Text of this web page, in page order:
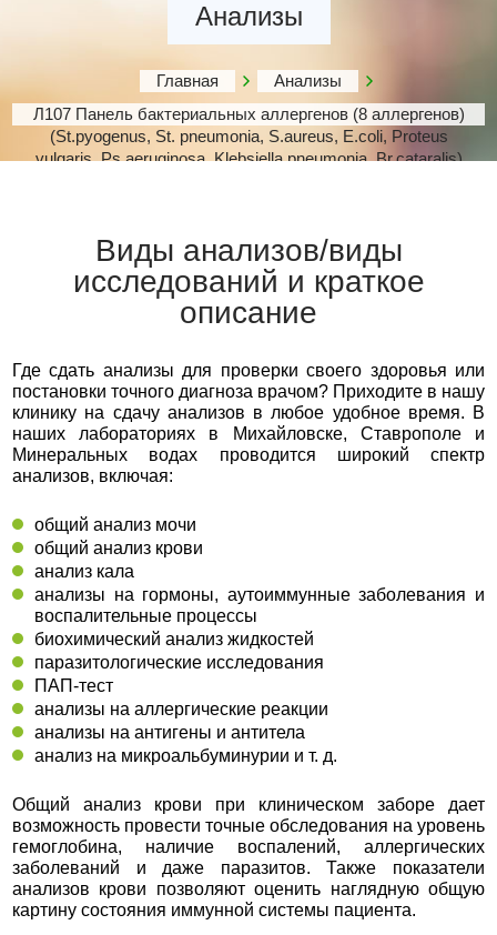
Анализы
Главная
Анализы
Л107 Панель бактериальных аллергенов (8 аллергенов)
(St.pyogenus, St. pneumonia, S.aureus, E.coli, Proteus
vulgaris, Ps.aeruginosa, Klebsiella pneumonia, Br.cataralis)
Виды анализов/виды
исследований и краткое
описание
Где сдать анализы для проверки своего здоровья или
постановки точного диагноза врачом? Приходите в нашу
клинику на сдачу анализов в любое удобное время. В
наших лабораториях в Михайловске, Ставрополе и
Минеральных водах проводится широкий спектр
анализов, включая:
общий анализ мочи
общий анализ крови
анализ кала
анализы на гормоны, аутоиммунные заболевания и
воспалительные процессы
биохимический анализ жидкостей
паразитологические исследования
ПАП-тест
анализы на аллергические реакции
анализы на антигены и антитела
анализ на микроальбуминурии и т. д.
Общий анализ крови при клиническом заборе дает
возможность провести точные обследования на уровень
гемоглобина, наличие воспалений, аллергических
заболеваний и даже паразитов. Также показатели
анализов крови позволяют оценить наглядную общую
картину состояния иммунной системы пациента.